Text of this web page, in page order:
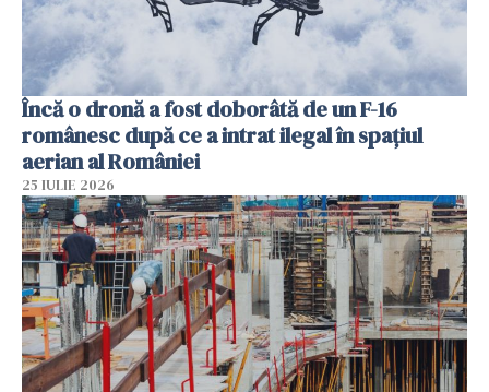
Încă o dronă a fost doborâtă de un F-16
românesc după ce a intrat ilegal în spațiul
aerian al României
25 IULIE 2026